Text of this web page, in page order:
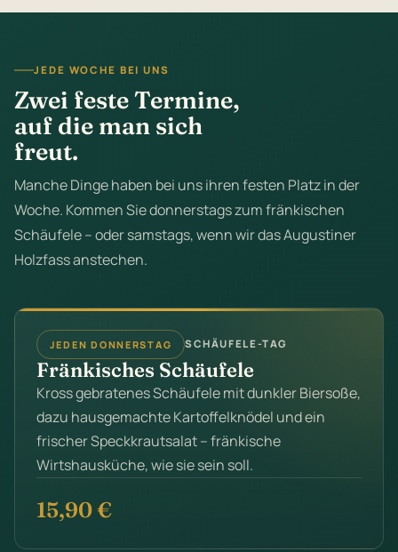
JEDE WOCHE BEI UNS
Zwei feste Termine,
auf die man sich
freut.
Manche Dinge haben bei uns ihren festen Platz in der
Woche. Kommen Sie donnerstags zum fränkischen
Schäufele – oder samstags, wenn wir das Augustiner
Holzfass anstechen.
JEDEN DONNERSTAG SCHÄUFELE-TAG
Fränkisches Schäufele
Kross gebratenes Schäufele mit dunkler Biersoße,
dazu hausgemachte Kartoffelknödel und ein
frischer Speckkrautsalat – fränkische
Wirtshausküche, wie sie sein soll.
15,90 €